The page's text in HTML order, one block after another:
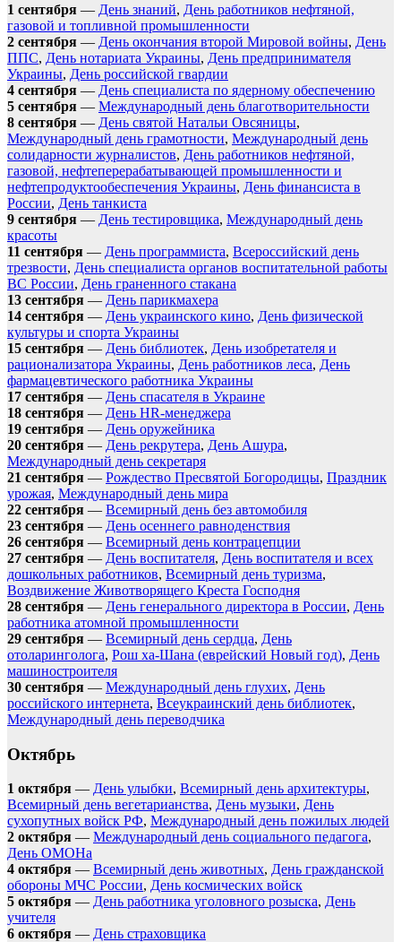
1 сентября — День знаний, День работников нефтяной,
газовой и топливной промышленности
2 сентября — День окончания второй Мировой войны, День
ППС, День нотариата Украины, День предпринимателя
Украины, День российской гвардии
4 сентября — День специалиста по ядерному обеспечению
5 сентября — Международный день благотворительности
8 сентября — День святой Натальи Овсяницы,
Международный день грамотности, Международный день
солидарности журналистов, День работников нефтяной,
газовой, нефтеперерабатывающей промышленности и
нефтепродуктообеспечения Украины, День финансиста в
России, День танкиста
9 сентября — День тестировщика, Международный день
красоты
11 сентября — День программиста, Всероссийский день
трезвости, День специалиста органов воспитательной работы
ВС России, День граненного стакана
13 сентября — День парикмахера
14 сентября — День украинского кино, День физической
культуры и спорта Украины
15 сентября — День библиотек, День изобретателя и
рационализатора Украины, День работников леса, День
фармацевтического работника Украины
17 сентября — День спасателя в Украине
18 сентября — День HR-менеджера
19 сентября — День оружейника
20 сентября — День рекрутера, День Ашура,
Международный день секретаря
21 сентября — Рождество Пресвятой Богородицы, Праздник
урожая, Международный день мира
22 сентября — Всемирный день без автомобиля
23 сентября — День осеннего равноденствия
26 сентября — Всемирный день контрацепции
27 сентября — День воспитателя, День воспитателя и всех
дошкольных работников, Всемирный день туризма,
Воздвижение Животворящего Креста Господня
28 сентября — День генерального директора в России, День
работника атомной промышленности
29 сентября — Всемирный день сердца, День
отоларинголога, Рош ха-Шана (еврейский Новый год), День
машиностроителя
30 сентября — Международный день глухих, День
российского интернета, Всеукраинский день библиотек,
Международный день переводчика
Октябрь
1 октября — День улыбки, Всемирный день архитектуры,
Всемирный день вегетарианства, День музыки, День
сухопутных войск РФ, Международный день пожилых людей
2 октября — Международный день социального педагога,
День ОМОНа
4 октября — Всемирный день животных, День гражданской
обороны МЧС России, День космических войск
5 октября — День работника уголовного розыска, День
учителя
6 октября — День страховщика